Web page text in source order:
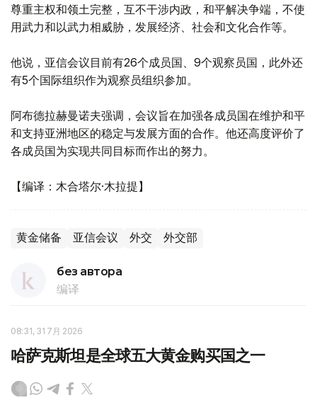
尊重主权和领土完整，互不干涉内政，和平解决争端，不使
用武力和以武力相威胁，发展经济、社会和文化合作等。
他说，亚信会议目前有26个成员国、9个观察员国，此外还
有5个国际组织作为观察员组织参加。
阿布德拉赫曼诺夫强调，会议旨在加强各成员国在维护和平
和支持亚洲地区的稳定与发展方面的合作。他还高度评价了
各成员国为实现共同目标而作出的努力。
【编译：木合塔尔·木拉提】
黄金储备 亚信会议 外交 外交部
без автора
编译
08:31, 31 7月 2026
哈萨克斯坦是全球五大黄金购买国之一